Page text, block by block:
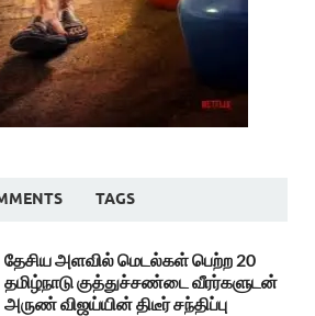
TAGS
தேசிய அளவில் மெடல்கள் பெற்ற 20
தமிழ்நாடு குத்துச்சண்டை வீரர்களுடன்
அருண் விஜய்யின் திடீர் சந்திப்பு